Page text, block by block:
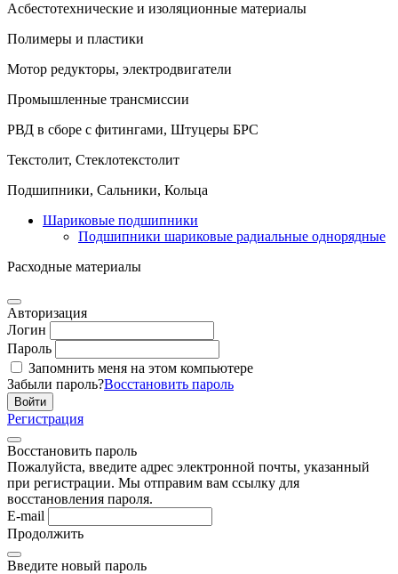
Асбестотехнические и изоляционные материалы
Полимеры и пластики
Мотор редукторы, электродвигатели
Промышленные трансмиссии
РВД в сборе с фитингами, Штуцеры БРС
Текстолит, Стеклотекстолит
Подшипники, Сальники, Кольца
Шариковые подшипники
Подшипники шариковые радиальные однорядные
Расходные материалы
Авторизация
Логин
Пароль
Запомнить меня на этом компьютере
Забыли пароль?Восстановить пароль
Регистрация
Восстановить пароль
Пожалуйста, введите адрес электронной почты, указанный
при регистрации. Мы отправим вам ссылку для
восстановления пароля.
E-mail
Продолжить
Введите новый пароль